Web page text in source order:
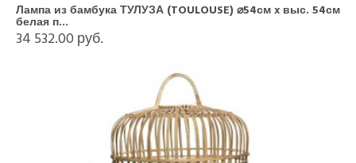
Лампа из бамбука ТУЛУЗА (TOULOUSE) ⌀54см x выс. 54см
белая п...
34 532.00 руб.